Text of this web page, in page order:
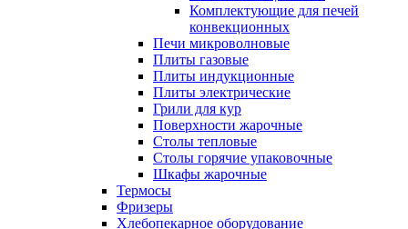
Комплектующие для печей
конвекционных
Печи микроволновые
Плиты газовые
Плиты индукционные
Плиты электрические
Грили для кур
Поверхности жарочные
Столы тепловые
Столы горячие упаковочные
Шкафы жарочные
Термосы
Фризеры
Хлебопекарное оборудование